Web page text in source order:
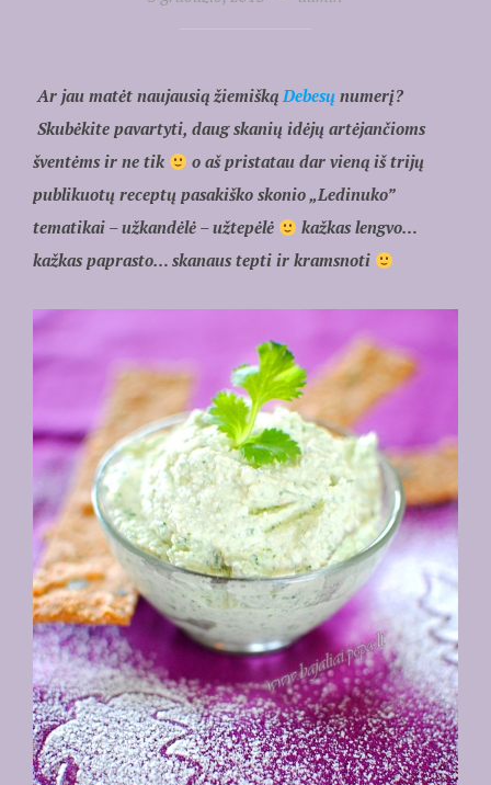
Ar jau matėt naujausią žiemiškąDebesų numerį?
Skubėkite pavartyti, daug skanių idėjų artėjančioms
šventėms ir ne tik
o aš pristatau dar vieną iš trijų
publikuotų receptų pasakiško skonio „Ledinuko”
tematikai – užkandėlė – užtepėlė
kažkas lengvo…
kažkas paprasto… skanaus tepti ir kramsnoti